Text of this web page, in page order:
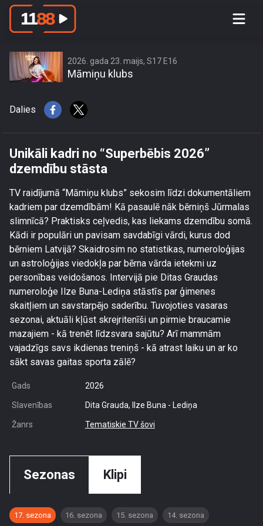
Unikāli kadri no “Superbēbis 2026”
2026. gada 23. maijs, S17 E16
Māmiņu klubs
Dalies
Unikāli kadri no “Superbēbis 2026”
dzemdību stāsta
TV raidījumā “Māmiņu klubs” sekosim līdzi dokumentāliem
kadriem par dzemdībām! Kā pasaulē nāk bērniņš Jūrmalas
slimnīcā? Praktisks ceļvedis, kas liekams dzemdību somā.
Kādi ir populāri un pavisam savdabīgi vārdi, kurus dod
bērniem Latvijā? Skaidrosim no statistikas, numeroloģijas
un astroloģijas viedokļa par bērna vārda ietekmi uz
personības veidošanos. Intervijā pie Ditas Graudas
numeroloģe Ilze Buna-Lediņa stāstīs par ģimenes
skaitļiem un savstarpējo saderību. Tuvojoties vasaras
sezonai, aktuāli kļūst skrejritenīši un pirmie braucamie
mazajiem - kā trenēt līdzsvara sajūtu? Arī mammām
vajadzīgs savs ikdienas treniņš - kā atrast laiku un ar ko
sākt savas gaitas sporta zālē?
Gads 2026
Slavenības Dita Grauda, Ilze Buna - Lediņa
Žanrs Tematiskie TV šovi
Sezonas Klipi
17. sezona 16. sezona 15. sezona 14. sezona